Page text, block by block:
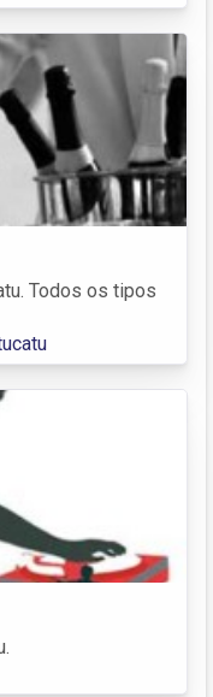
Todos os tipos